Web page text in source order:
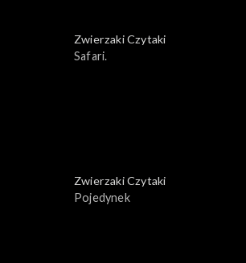
Zwierzaki Czytaki
Safari.
Zwierzaki Czytaki
Pojedynek